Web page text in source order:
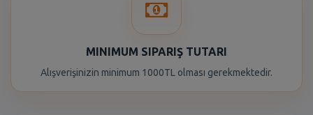
MINIMUM SIPARIŞ TUTARI
Alışverişinizin minimum 1000TL olması gerekmektedir.